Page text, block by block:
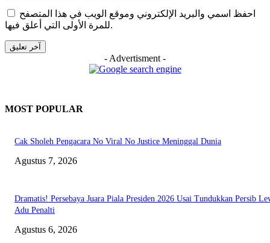
احفظ اسمي والبريد الإلكتروني وموقع الويب في هذا المتصفح
للمرة الأولى التي أعلق فيها.
- Advertisment -
MOST POPULAR
Cak Sholeh Pengacara No Viral No Justice Meninggal Dunia
Agustus 7, 2026
Dramatis! Persebaya Juara Piala Presiden 2026 Usai Tundukkan Persib
Adu Penalti
Agustus 6, 2026